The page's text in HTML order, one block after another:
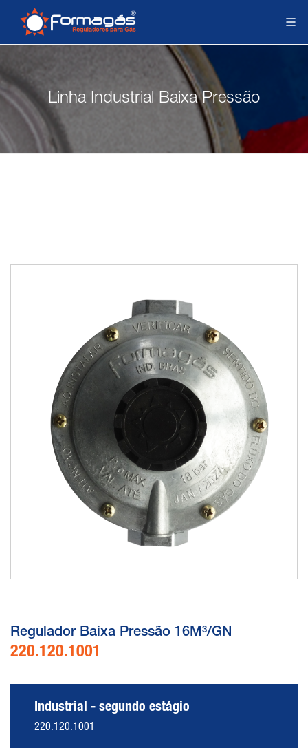
Linha Industrial Baixa Pressão
Regulador Baixa Pressão 16M³/GN
220.120.1001
Industrial - segundo estágio
220.120.1001